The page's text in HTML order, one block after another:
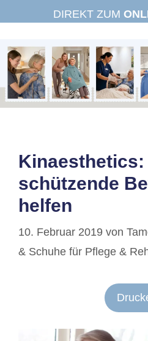
Inhalt
DIREKT ZUM
Kinaesthetics:
schützende
helfen
10. Februar 2019 von
& Schuhe für Pflege &